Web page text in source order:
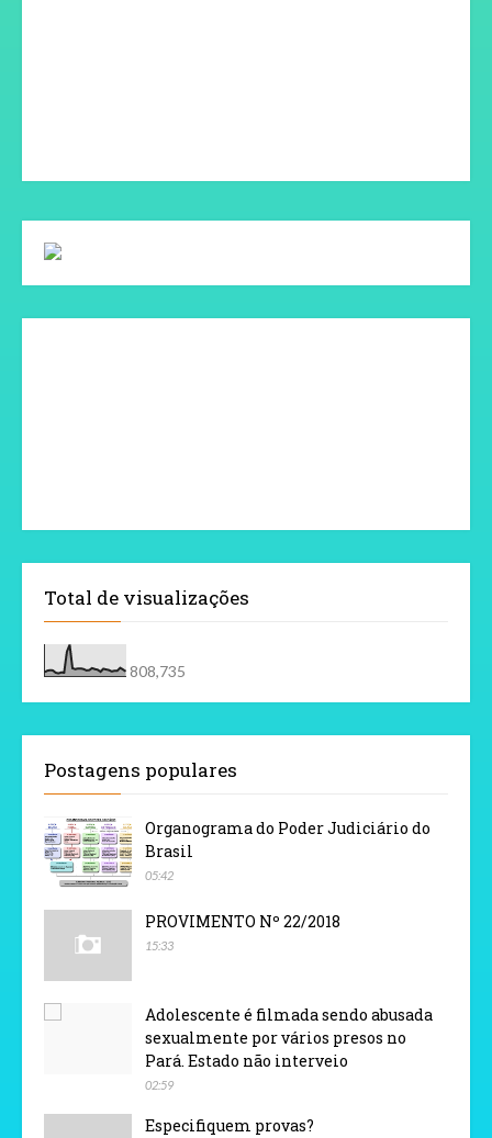
Total de visualizações
808,735
Postagens populares
Organograma do Poder Judiciário do
Brasil
05:42
PROVIMENTO Nº 22/2018
15:33
Adolescente é filmada sendo abusada
sexualmente por vários presos no
Pará. Estado não interveio
02:59
Especifiquem provas?